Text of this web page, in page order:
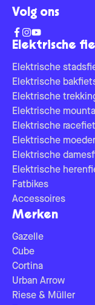
Elektrische
Elektrische
Elektrische
Elektrische
Elektrische
Elektrische
Elektrische
Elektrische
Elektrische
Fatbikes
Accessoires
Merken
Gazelle
Cube
Cortina
Urban Arrow
Riese & Müller
Volg ons